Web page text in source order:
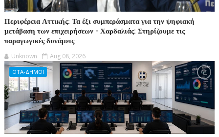
Περιφέρεια Αττικής: Τα έξι συμπεράσματα για την ψηφιακή
μετάβαση των επιχειρήσεων - Χαρδαλιάς: Στηρίζουμε τις
παραγωγικές δυνάμεις
Unknown Aug 08, 2026
ΟΤΑ-ΔΗΜΟΙ